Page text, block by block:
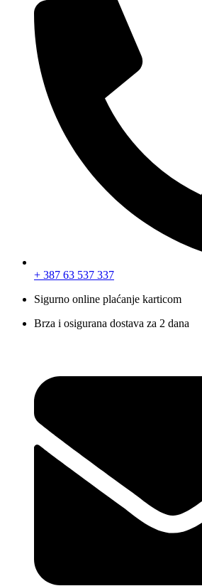
+ 387 63 537 337
Sigurno online plaćanje karticom
Brza i osigurana dostava za 2 dana